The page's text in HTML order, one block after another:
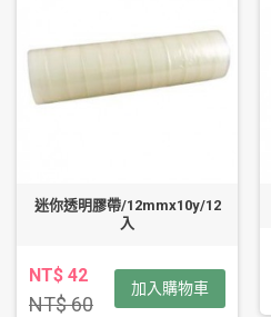
迷你透明膠帶/12mmx10y/12
入
NT$ 42
NT$ 60
加入購物車